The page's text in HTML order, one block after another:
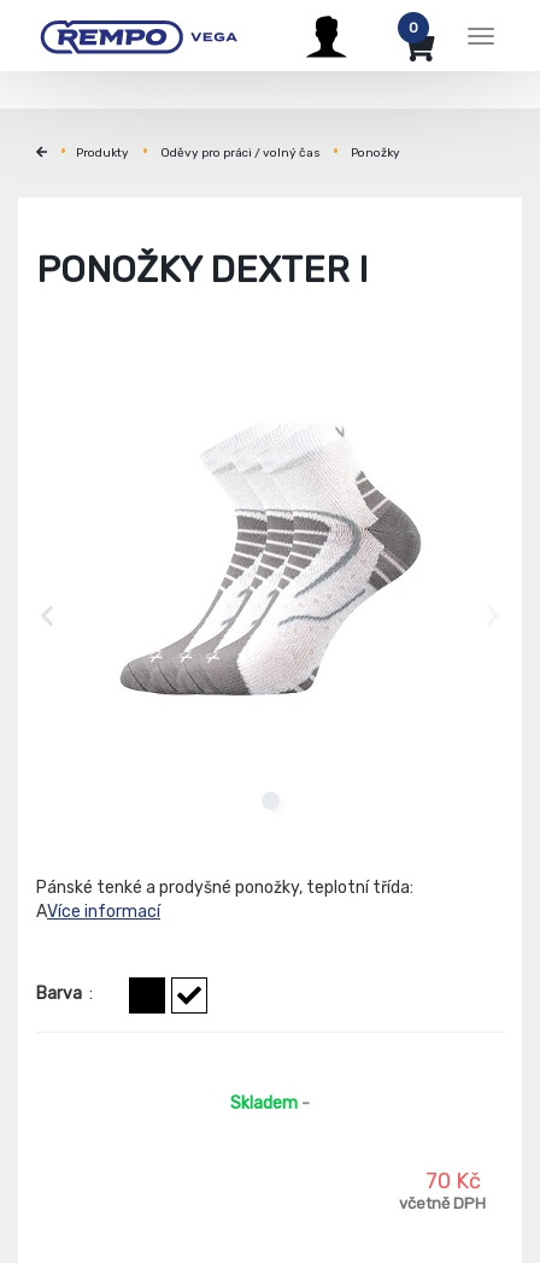
Menu
0
Produkty Oděvy pro práci / volný čas Ponožky
PONOŽKY DEXTER I
Pánské tenké a prodyšné ponožky, teplotní třída:
AVíce informací
Barva :
Skladem -
70 Kč
včetně DPH